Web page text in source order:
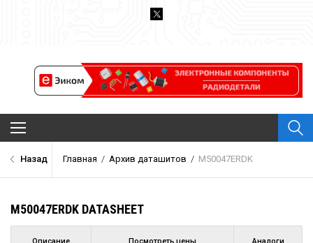
Производители
Назад Главная / Архив даташитов / M50047ERDK
M50047ERDK DATASHEET